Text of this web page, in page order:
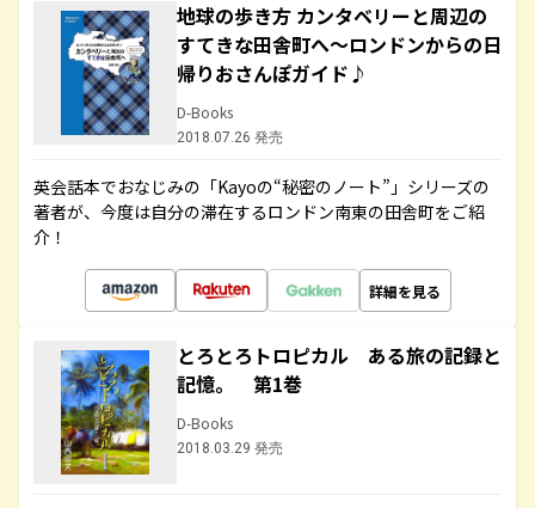
地球の歩き方 カンタベリーと周辺の
すてきな田舎町へ～ロンドンからの日
帰りおさんぽガイド♪
D-Books
2018.07.26 発売
英会話本でおなじみの「Kayoの“秘密のノート”」シリーズの
著者が、今度は自分の滞在するロンドン南東の田舎町をご紹
介！
詳細を見る
とろとろトロピカル ある旅の記録と
記憶。 第1巻
D-Books
2018.03.29 発売